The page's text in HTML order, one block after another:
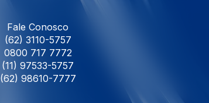
Fale Conosco
(62) 3110-5757
0800 717 7772
(11) 97533-5757
(62) 98610-7777